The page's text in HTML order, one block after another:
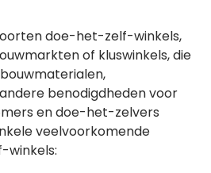
doe-het-zelf-winkels,
of kluswinkels, die
benodigdheden voor
en doe-het-zelvers
veelvoorkomende